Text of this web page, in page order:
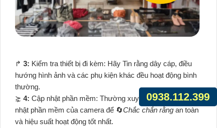
️↱ 3: Kiểm tra thiết bị đi kèm: Hãy Tin rằng dây cáp, điều
hướng hình ảnh và các phụ kiện khác đều hoạt động bình
thường.
⋩ 4: Cập nhật phần mềm: Thường xuyên kiểm tra và cập
nhật phần mềm của camera để 🔄Chắc chắn rằng an toàn
và hiệu suất hoạt động tốt nhất.
0938.112.399